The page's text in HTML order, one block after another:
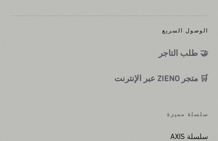
الوصول السريع
🤝 طلب التاجر
🛒 متجر ZIENO عبر الإنترنت
سلسلة مميزة
سلسلة AXIS